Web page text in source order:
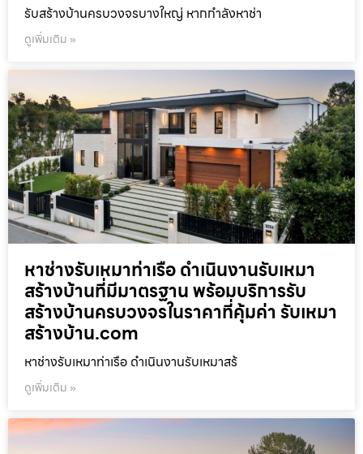
รับสร้างบ้านครบวงจรบางใหญ่ หากกำลังหาช่า
ดูเพิ่มเติม »
หาช่างรับเหมาท่าเรือ ดำเนินงานรับเหมา
สร้างบ้านที่มีมาตรฐาน พร้อมบริการรับ
สร้างบ้านครบวงจรในราคาที่คุ้มค่า รับเหมา
สร้างบ้าน.com
หาช่างรับเหมาท่าเรือ ดำเนินงานรับเหมาสร้
ดูเพิ่มเติม »